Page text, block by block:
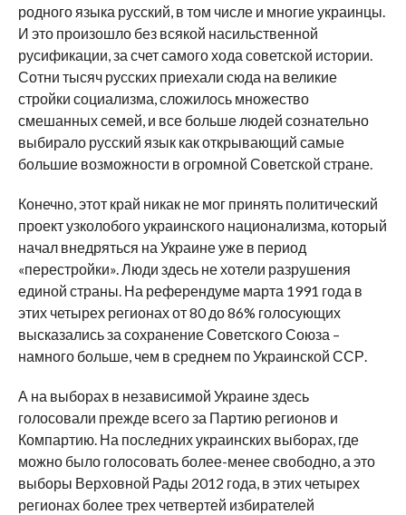
родного языка русский, в том числе и многие украинцы.
И это произошло без всякой насильственной
русификации, за счет самого хода советской истории.
Сотни тысяч русских приехали сюда на великие
стройки социализма, сложилось множество
смешанных семей, и все больше людей сознательно
выбирало русский язык как открывающий самые
большие возможности в огромной Советской стране.
Конечно, этот край никак не мог принять политический
проект узколобого украинского национализма, который
начал внедряться на Украине уже в период
«перестройки». Люди здесь не хотели разрушения
единой страны. На референдуме марта 1991 года в
этих четырех регионах от 80 до 86% голосующих
высказались за сохранение Советского Союза –
намного больше, чем в среднем по Украинской ССР.
А на выборах в независимой Украине здесь
голосовали прежде всего за Партию регионов и
Компартию. На последних украинских выборах, где
можно было голосовать более-менее свободно, а это
выборы Верховной Рады 2012 года, в этих четырех
регионах более трех четвертей избирателей